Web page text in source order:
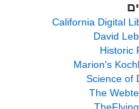
California Digital
David
Historic
Marion's
Science of
The